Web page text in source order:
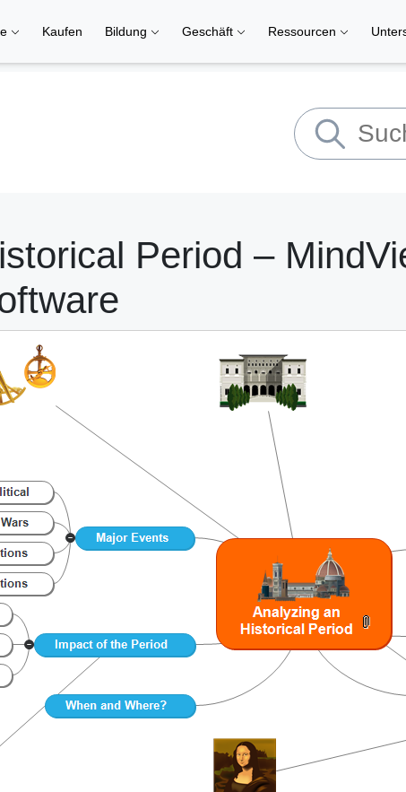
Kaufen Bildung Geschäft Ressourcen
Period –